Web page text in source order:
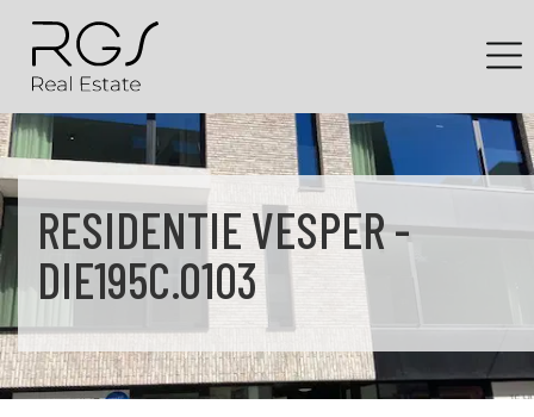
RESIDENTIE VESPER -
DIE195C.0103